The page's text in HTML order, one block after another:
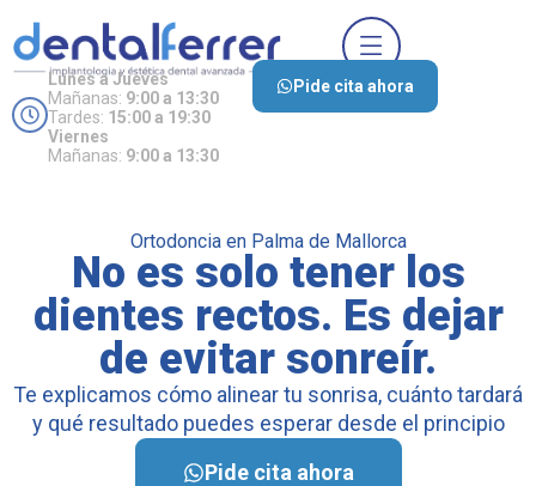
Lunes a Jueves
Mañanas: 9:00 a 13:30
Tardes: 15:00 a 19:30
Viernes
Mañanas: 9:00 a 13:30
Pide cita ahora
Ortodoncia en Palma de Mallorca
No es solo tener los
dientes rectos. Es dejar
de evitar sonreír.
Te explicamos cómo alinear tu sonrisa, cuánto tardará
y qué resultado puedes esperar desde el principio
Pide cita ahora